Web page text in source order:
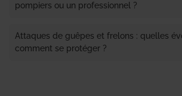
pompiers ou un professionnel ?
Attaques de guêpes et frelons : quelles
comment se protéger ?